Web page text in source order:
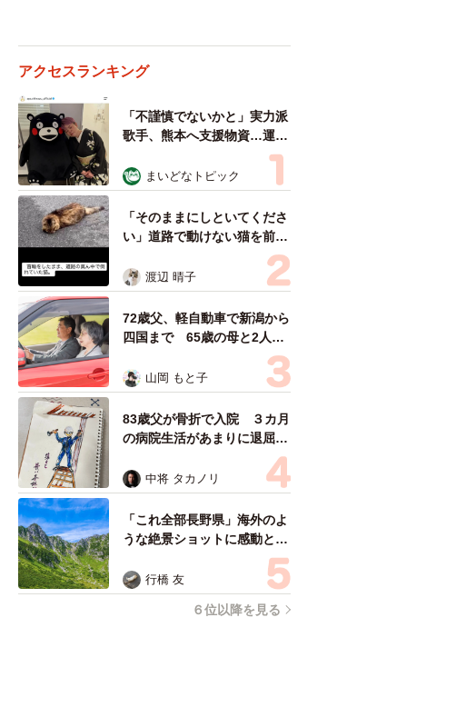
アクセスランキング
「不謹慎でないかと」実力派
歌手、熊本へ支援物資…運搬
トラックの車体デザインにた
めらい 「痛いほど伝わる」
「行動され立派」
まいどなトピック
「そのままにしといてくださ
い」道路で動けない猫を前に
返された一言… 懸命に生き
ようとした4日間 「命の重
さはみんな同じ」保護団体代
表の訴え
渡辺 晴子
72歳父、軽自動車で新潟から
四国まで 65歳の母と2人で
3泊4日の旅 パーキングの休
憩まで分刻み… 「大学生で
も組まねえよ！」
山岡 もと子
83歳父が骨折で入院 ３カ月
の病院生活があまりに退屈で
い！」→スケッチブックを見
た家族が仰天「これ、売れま
すよ…」
中将 タカノリ
「これ全部長野県」海外のよ
うな絶景ショットに感動と反
響「離れてからいいところだ
ったんだって気づいた」
行橋 友
６位以降を見る